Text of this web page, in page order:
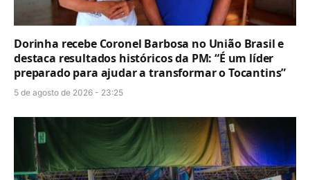
Dorinha recebe Coronel Barbosa no União Brasil e
destaca resultados históricos da PM: “É um líder
preparado para ajudar a transformar o Tocantins”
5 de agosto de 2026 - 23:25